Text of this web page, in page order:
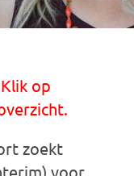
op
zoekt
voor